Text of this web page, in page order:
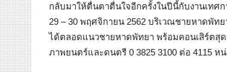
กลับมาให้ตื่นตาตื่นใจอีกครั้งในปีนี้กับงานเทศก
29 – 30 พฤศจิกายน 2562 บริเวณชายหาดพัท
ได้ตลอดแนวชายหาดพัทยา พร้อมคอนเสิร์ตสุ
ภาพยนตร์และดนตรี 0 3825 3100 ต่อ 4115 ห